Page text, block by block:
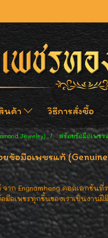
นค้า วิธีการสั่งซื้อ
Jewelry) สร้อยข้อมือเพชร
ยข้อมือเพชรแท้
คอลเลกชันที่ร
อเพชรทุกชิ้นของเราเป็นงา